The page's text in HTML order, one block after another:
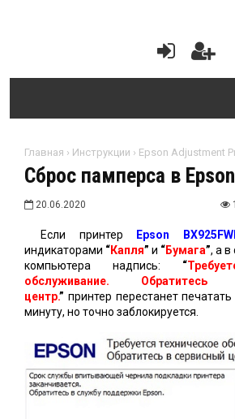
Главная › Инструкции › Epson Adjustment
Сброс памперса в
20.06.2020
Если принтер Epson
индикаторами “Капля” и “Бумага”, а в
компьютера надпись: “
обслуживание.
центр.” принтер перестанет
минуту, но точно заблокируется.